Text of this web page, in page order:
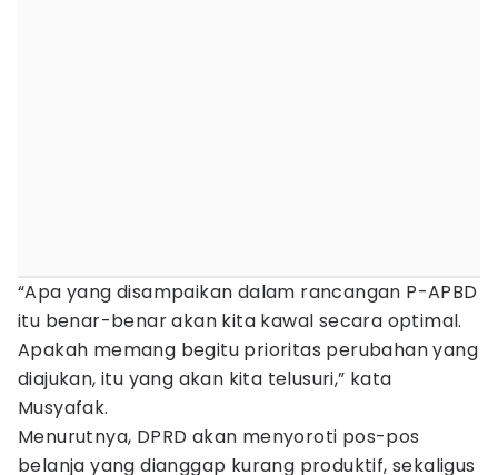
“Apa yang disampaikan dalam rancangan P-APBD
itu benar-benar akan kita kawal secara optimal.
Apakah memang begitu prioritas perubahan yang
diajukan, itu yang akan kita telusuri,” kata
Musyafak.
Menurutnya, DPRD akan menyoroti pos-pos
belanja yang dianggap kurang produktif, sekaligus